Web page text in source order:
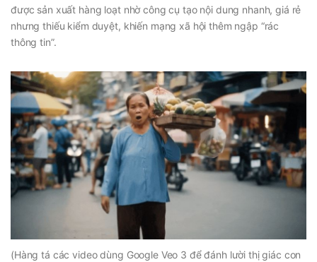
được sản xuất hàng loạt nhờ công cụ tạo nội dung nhanh, giá rẻ
nhưng thiếu kiểm duyệt, khiến mạng xã hội thêm ngập “rác
thông tin”.
(Hàng tá các video dùng Google Veo 3 để đánh lười thị giác con